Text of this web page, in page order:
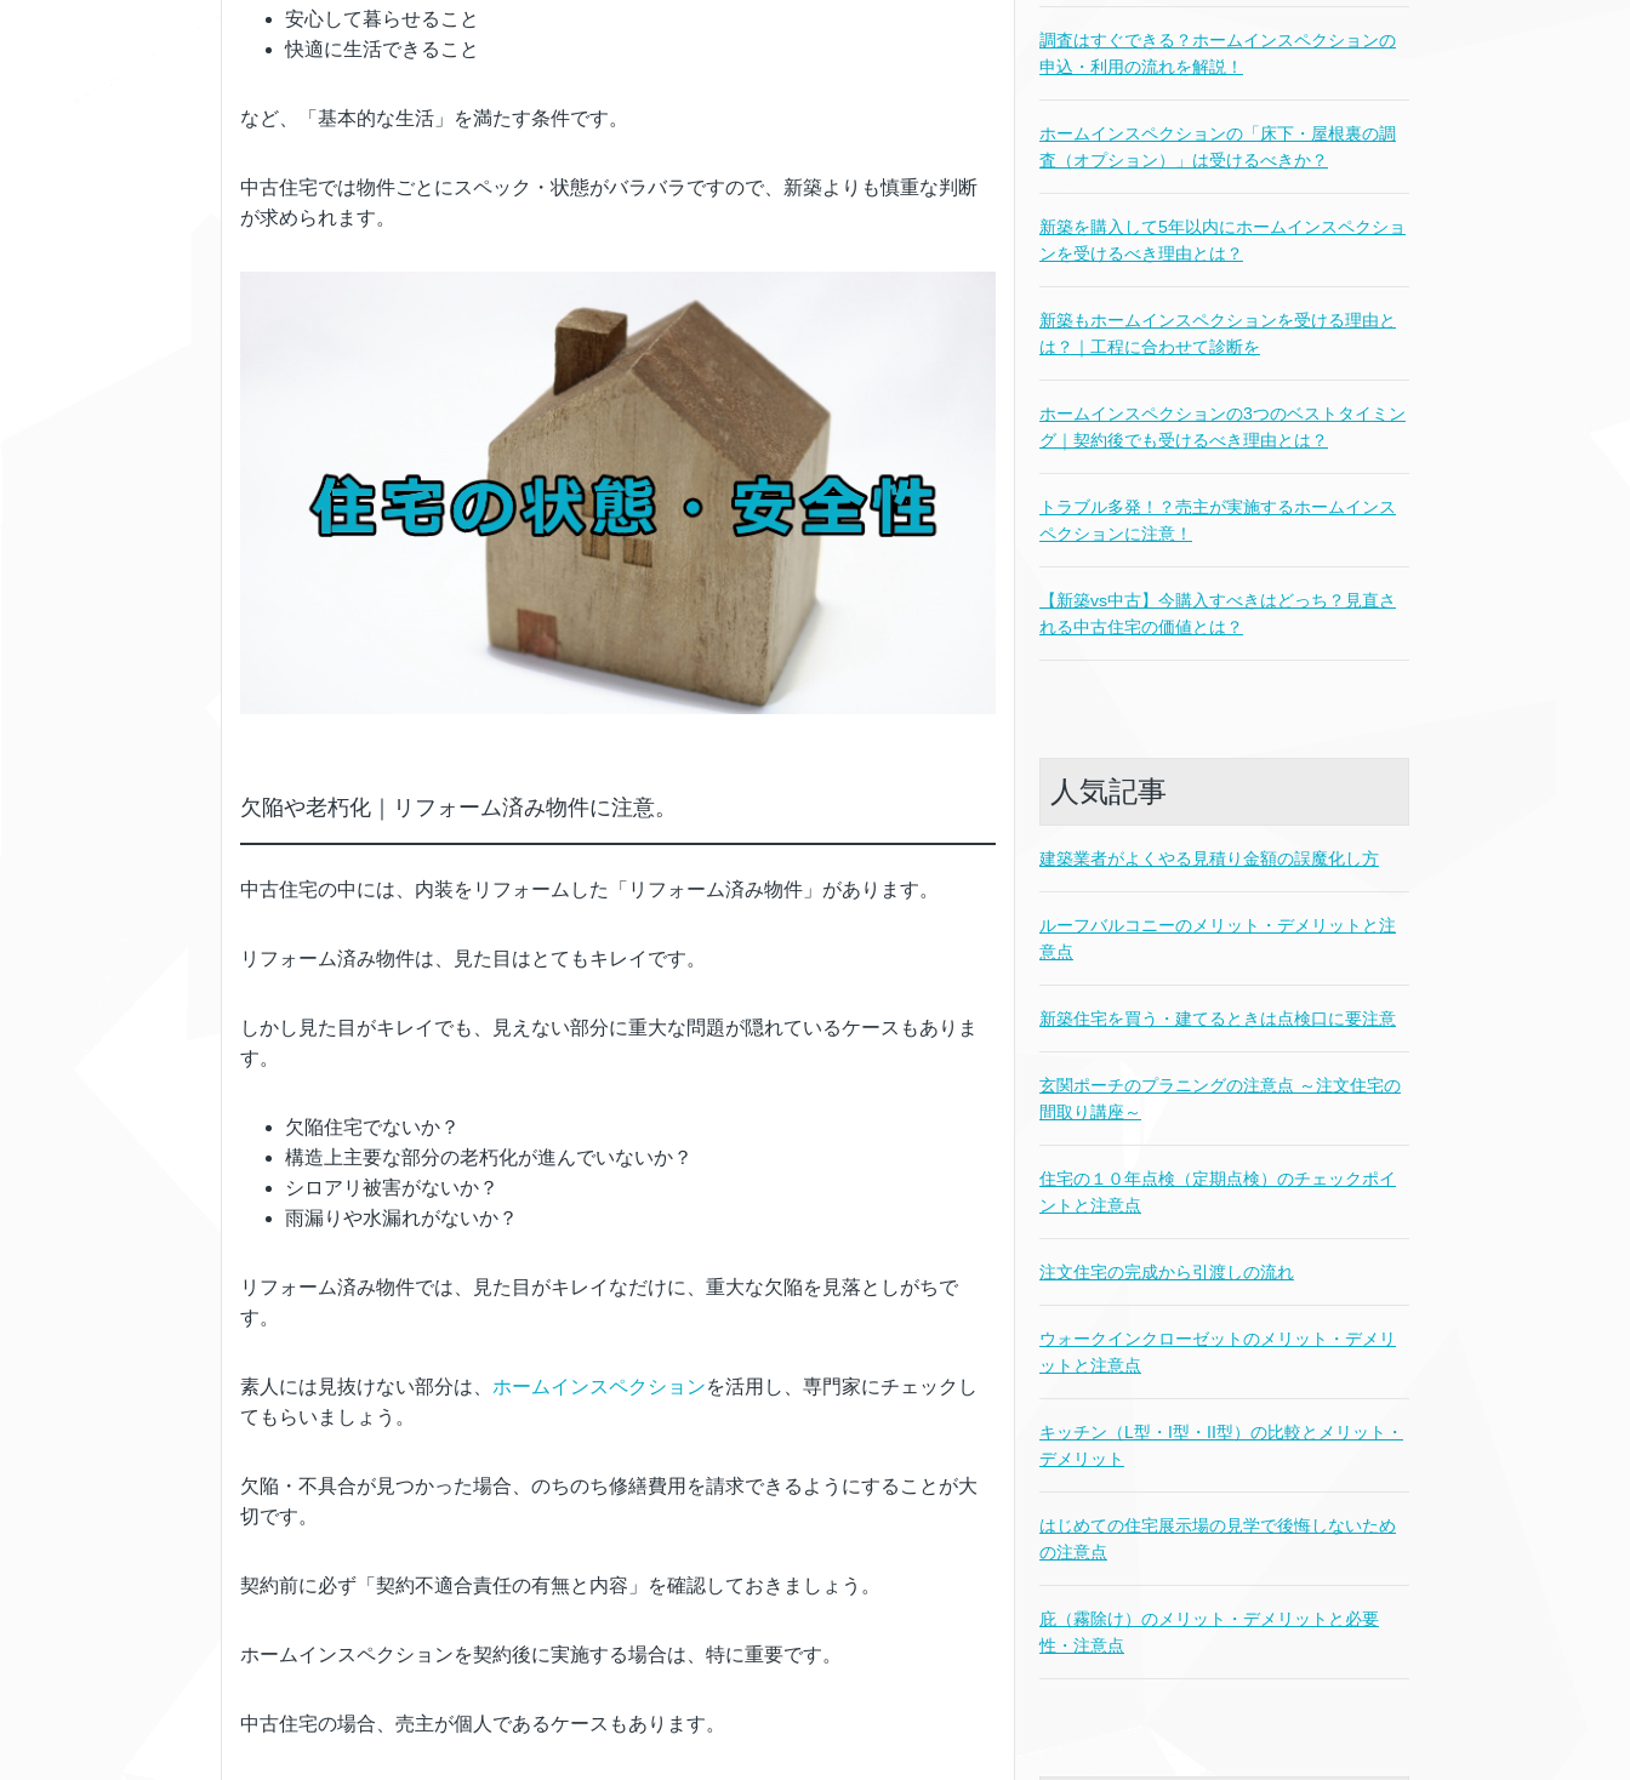
安心して暮らせること
快適に生活できること
など、「基本的な生活」を満たす条件です。
中古住宅では物件ごとにスペック・状態がバラバラですので、新築よりも慎重な判断
が求められます。
欠陥や老朽化｜リフォーム済み物件に注意。
中古住宅の中には、内装をリフォームした「リフォーム済み物件」があります。
リフォーム済み物件は、見た目はとてもキレイです。
しかし見た目がキレイでも、見えない部分に重大な問題が隠れているケースもありま
す。
欠陥住宅でないか？
構造上主要な部分の老朽化が進んでいないか？
シロアリ被害がないか？
雨漏りや水漏れがないか？
リフォーム済み物件では、見た目がキレイなだけに、重大な欠陥を見落としがちで
す。
素人には見抜けない部分は、 ホームインスペクションを活用し、専門家にチェックし
てもらいましょう。
欠陥・不具合が見つかった場合、のちのち修繕費用を請求できるようにすることが大
切です。
契約前に必ず「契約不適合責任の有無と内容」を確認しておきましょう。
ホームインスペクションを契約後に実施する場合は、特に重要です。
中古住宅の場合、売主が個人であるケースもあります。
調査はすぐできる？ホームインスペクションの
申込・利用の流れを解説！
ホームインスペクションの「床下・屋根裏の調
査（オプション）」は受けるべきか？
新築を購入して5年以内にホームインスペクショ
ンを受けるべき理由とは？
新築もホームインスペクションを受ける理由と
は？｜工程に合わせて診断を
ホームインスペクションの3つのベストタイミン
グ｜契約後でも受けるべき理由とは？
トラブル多発！？売主が実施するホームインス
ペクションに注意！
【新築vs中古】今購入すべきはどっち？見直さ
れる中古住宅の価値とは？
人気記事
建築業者がよくやる見積り金額の誤魔化し方
ルーフバルコニーのメリット・デメリットと注
意点
新築住宅を買う・建てるときは点検口に要注意
玄関ポーチのプラニングの注意点 ～注文住宅の
間取り講座～
住宅の１０年点検（定期点検）のチェックポイ
ントと注意点
注文住宅の完成から引渡しの流れ
ウォークインクローゼットのメリット・デメリ
ットと注意点
キッチン（L型・I型・II型）の比較とメリット・
デメリット
はじめての住宅展示場の見学で後悔しないため
の注意点
庇（霧除け）のメリット・デメリットと必要
性・注意点